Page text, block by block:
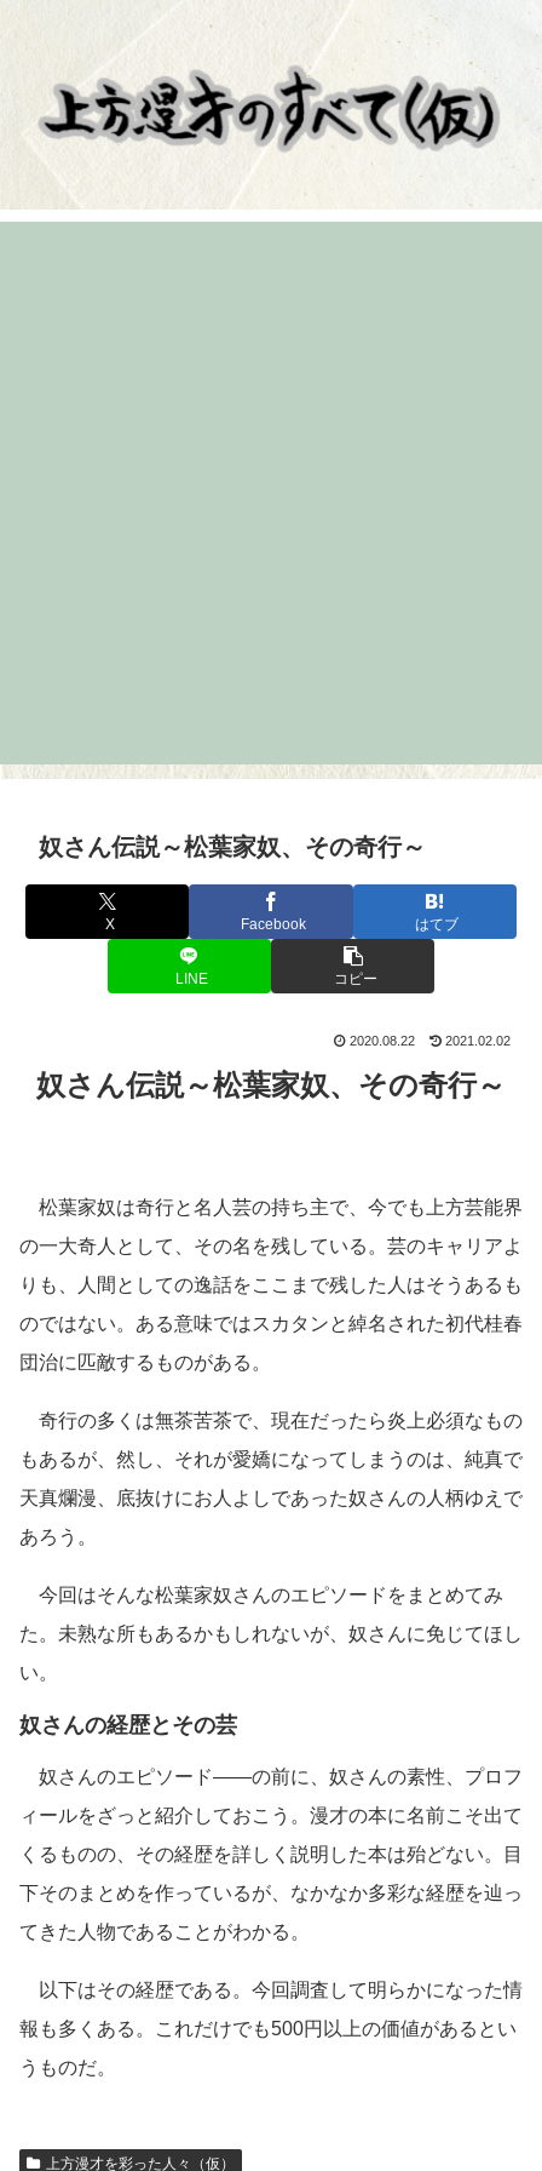
奴さん伝説～松葉家奴、その奇行～
X Facebook はてブ
LINE コピー
2020.08.22 2021.02.02
奴さん伝説～松葉家奴、その奇行～
松葉家奴は奇行と名人芸の持ち主で、今でも上方芸能界
の一大奇人として、その名を残している。芸のキャリアよ
りも、人間としての逸話をここまで残した人はそうあるも
のではない。ある意味ではスカタンと綽名された初代桂春
団治に匹敵するものがある。
奇行の多くは無茶苦茶で、現在だったら炎上必須なもの
もあるが、然し、それが愛嬌になってしまうのは、純真で
天真爛漫、底抜けにお人よしであった奴さんの人柄ゆえで
あろう。
今回はそんな松葉家奴さんのエピソードをまとめてみ
た。未熟な所もあるかもしれないが、奴さんに免じてほし
い。
奴さんの経歴とその芸
奴さんのエピソード――の前に、奴さんの素性、プロフ
ィールをざっと紹介しておこう。漫才の本に名前こそ出て
くるものの、その経歴を詳しく説明した本は殆どない。目
下そのまとめを作っているが、なかなか多彩な経歴を辿っ
てきた人物であることがわかる。
以下はその経歴である。今回調査して明らかになった情
報も多くある。これだけでも500円以上の価値があるとい
うものだ。
上方漫才を彩った人々（仮）